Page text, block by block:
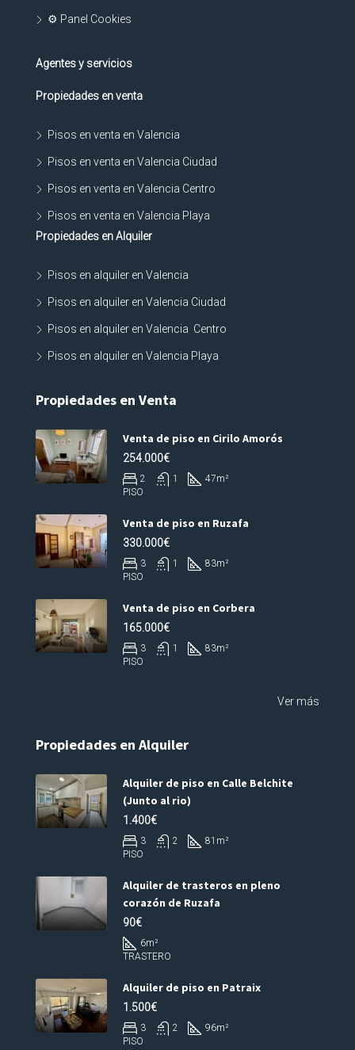
⚙ Panel Cookies
Agentes y servicios
Propiedades en venta
Pisos en venta en Valencia
Pisos en venta en Valencia Ciudad
Pisos en venta en Valencia Centro
Pisos en venta en Valencia Playa
Propiedades en Alquiler
Pisos en alquiler en Valencia
Pisos en alquiler en Valencia Ciudad
Pisos en alquiler en Valencia Centro
Pisos en alquiler en Valencia Playa
Propiedades en Venta
Venta de piso en Cirilo Amorós
254.000€
2 1 47m²
PISO
Venta de piso en Ruzafa
330.000€
3 1 83m²
PISO
Venta de piso en Corbera
165.000€
3 1 83m²
PISO
Ver más
Propiedades en Alquiler
Alquiler de piso en Calle Belchite
(Junto al rio)
1.400€
3 2 81 m²
PISO
Alquiler de trasteros en pleno
corazón de Ruzafa
90€
6m²
TRASTERO
Alquiler de piso en Patraix
1.500€
3 2 96m²
PISO